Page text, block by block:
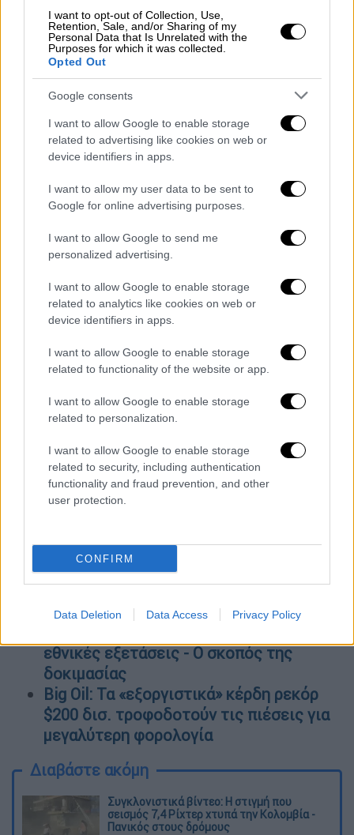
I want to opt-out of Collection, Use,
Retention, Sale, and/or Sharing of my
Personal Data that Is Unrelated with the
Purposes for which it was collected.
Opted Out
Google consents
I want to allow Google to enable storage
related to advertising like cookies on web or
device identifiers in apps.
I want to allow my user data to be sent to
Google for online advertising purposes.
I want to allow Google to send me
personalized advertising.
I want to allow Google to enable storage
related to analytics like cookies on web or
device identifiers in apps.
I want to allow Google to enable storage
related to functionality of the website or app.
I want to allow Google to enable storage
related to personalization.
I want to allow Google to enable storage
related to security, including authentication
functionality and fraud prevention, and other
user protection.
CONFIRM
Data Deletion Data Access Privacy Policy
«Υπενθυμίζουμε ότι η κυβέρνηση
είχε προωθήσει- και με την υπογραφή κοινής
διακήρυξης- τη διεκδίκηση φιλοξενίας του
Παγκοσμίου Κυπέλου
των Βαλκανίων με σκοπό, μεταξύ άλλων, την
ενίσχυση της ειρήνης, σταθερότητας και
συνεργασίας στην περιοχή και την ανάδειξη
της μεγάλης και διαχρονικής σημασίας της
ακριβώς σκοπιμότητα ποιες αξίες και ποιο
στόχο εξυπηρετεί η υποψηφιότητα
συνδιοργάνωσης παγκόσμιου κυπέλου με τη
Σαουδική Αραβία;».
ΟΛΕΣ ΟΙ ΕΙΔΗΣΕΙΣ
«Ζημιά όσο σχεδόν μια Ελλάδα» - Πού
οφείλεται η «αρμονική κατάρρευση» των
κτιρίων σε Τουρκία και Συρία - Ειδικός
Άρθρο «φωτιά» της Washington Post για
τα μπαλόνια της Κίνας: Οι ΗΠΑ
πιστεύουν πως είναι μέσο παγκόσμιας
κατασκοπείας
Σάλος με το φιλί της Τζιλ Μπάιντεν
στον σύζυγο της Καμάλα Χάρις στο
φήμες
Πέθανε ο βουλευτής Χανίων της ΝΔ,
Μανούσος Βολουδάκης
Έρχεται η ώρα για την «Ελληνική Pisa»:
εθνικές εξετάσεις - Ο σκοπός της
δοκιμασίας
Big Oil: Τα «εξοργιστικά» κέρδη ρεκόρ
$200 δισ. τροφοδοτούν τις πιέσεις για
μεγαλύτερη φορολογία
Διαβάστε ακόμη
Συγκλονιστικά βίντεο: Η στιγμή που
σεισμός 7,4 Ρίχτερ χτυπά την Κολομβία -
Πανικός στους δρόμους